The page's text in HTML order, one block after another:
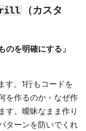
（カスタ
のを明確にする」
す。1行もコードを
を作るのか・なぜ作
す。曖昧なまま作り
ターンを防いでくれ